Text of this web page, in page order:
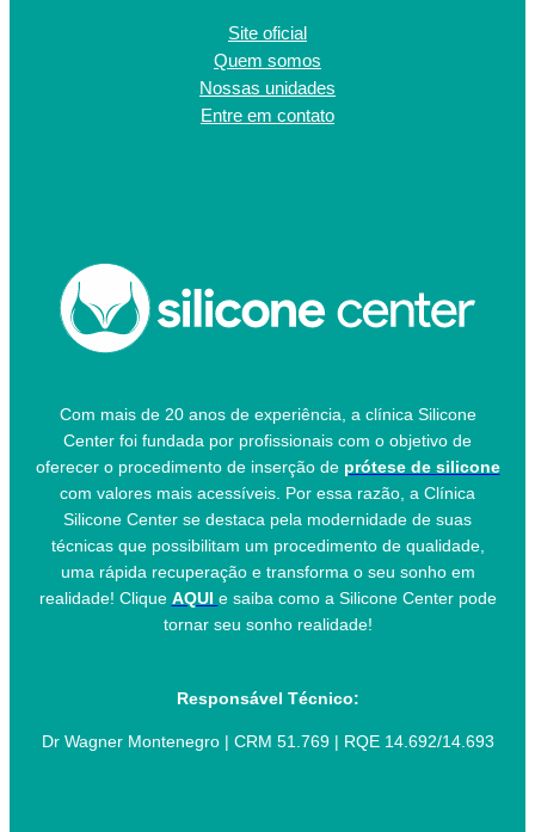
Site oficial
Quem somos
Nossas unidades
Entre em contato
Com mais de 20 anos de experiência, a clínica Silicone
Center foi fundada por profissionais com o objetivo de
oferecer o procedimento de inserção de prótese de silicone
com valores mais acessíveis. Por essa razão, a Clínica
Silicone Center se destaca pela modernidade de suas
técnicas que possibilitam um procedimento de qualidade,
uma rápida recuperação e transforma o seu sonho em
realidade! Clique AQUI e saiba como a Silicone Center pode
tornar seu sonho realidade!
Responsável Técnico:
Dr Wagner Montenegro | CRM 51.769 | RQE 14.692/14.693